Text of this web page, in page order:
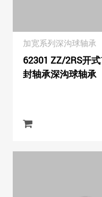
加宽系列深沟球轴承
62301 ZZ/2RS开
封轴承深沟球轴承